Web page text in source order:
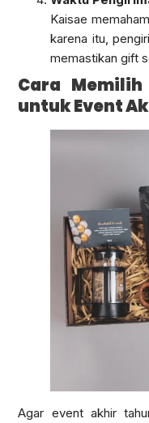
Kaisae
karena itu,
memastikan gift
Cara
untuk Event
Agar event akhir